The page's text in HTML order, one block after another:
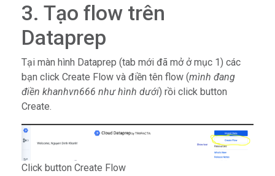
3. Tạo flow trên
Dataprep
Tại màn hình Dataprep (tab mới đã mở ở mục 1) các
bạn click Create Flow và điền tên flow (mình đang
điền khanhvn666 như hình dưới) rồi click button
Create.
Click button Create Flow